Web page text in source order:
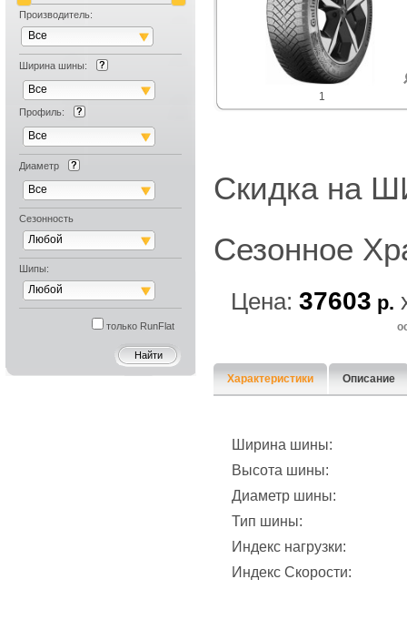
Производитель:
Все
Ширина шины:
Все
Профиль:
Все
Диаметр
Все
Сезонность
Любой
Шипы:
Любой
только RunFlat
1
Скидка на
Сезонное
Цена: 37603 р.
Характеристики Описание
Ширина шины:
Высота шины:
Диаметр шины:
Тип шины:
Индекс нагрузки:
Индекс Скорости: